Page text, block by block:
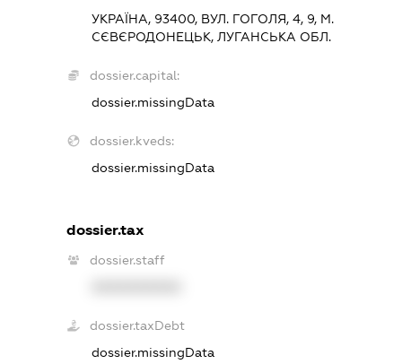
УКРАЇНА, 93400, ВУЛ. ГОГОЛЯ, 4, 9, М.
СЄВЄРОДОНЕЦЬК, ЛУГАНСЬКА ОБЛ.
dossier.capital:
dossier.missingData
dossier.kveds:
dossier.missingData
dossier.tax
dossier.staff
dossier.taxDebt
dossier.missingData